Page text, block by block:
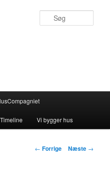
Timeline Vi bygger hus
Indlægsnavigation
← Forrige Næste →